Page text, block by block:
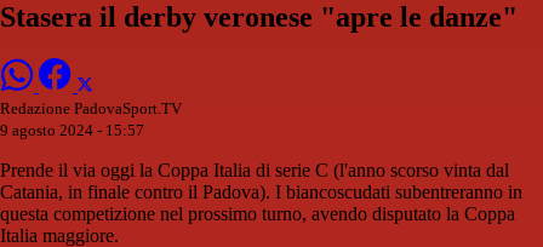
Stasera il derby veronese "apre le danze"
Redazione PadovaSport.TV
9 agosto 2024 - 15:57
Prende il via oggi la Coppa Italia di serie C (l'anno scorso vinta dal
Catania, in finale contro il Padova). I biancoscudati subentreranno in
questa competizione nel prossimo turno, avendo disputato la Coppa
Italia maggiore.